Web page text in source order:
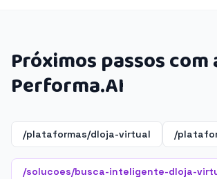
Próximos passos com
Performa.AI
/plataformas/dloja-virtual /
/solucoes/busca-inteligente-dloja-